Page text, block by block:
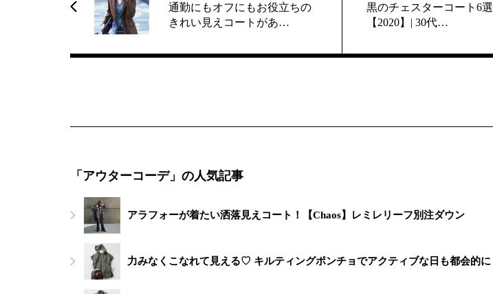
通勤にもオフにもお役立ちの
きれい見えコートがあ…
黒のチェスターコート6選
【2020】| 30代…
「アウターコーデ」の人気記事
アラフォーが着たい洒落見えコート！【Chaos】レミレリーフ別注ダウン
力みなくこなれて見える♡ キルティングポンチョでアクティブな日も都会的に